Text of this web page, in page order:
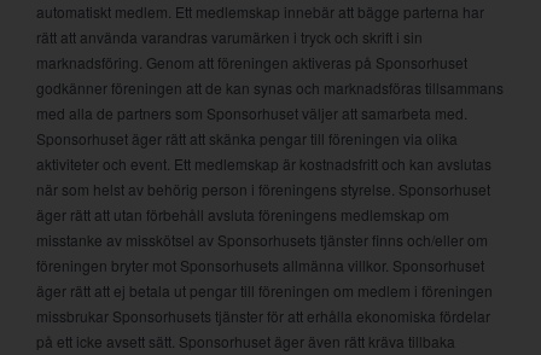
automatiskt medlem. Ett medlemskap innebär att bägge parterna har
rätt att använda varandras varumärken i tryck och skrift i sin
marknadsföring. Genom att föreningen aktiveras på Sponsorhuset
godkänner föreningen att de kan synas och marknadsföras tillsammans
med alla de partners som Sponsorhuset väljer att samarbeta med.
Sponsorhuset äger rätt att skänka pengar till föreningen via olika
aktiviteter och event. Ett medlemskap är kostnadsfritt och kan avslutas
när som helst av behörig person i föreningens styrelse. Sponsorhuset
äger rätt att utan förbehåll avsluta föreningens medlemskap om
misstanke av misskötsel av Sponsorhusets tjänster finns och/eller om
föreningen bryter mot Sponsorhusets allmänna villkor. Sponsorhuset
äger rätt att ej betala ut pengar till föreningen om medlem i föreningen
missbrukar Sponsorhusets tjänster för att erhålla ekonomiska fördelar
på ett icke avsett sätt. Sponsorhuset äger även rätt kräva tillbaka